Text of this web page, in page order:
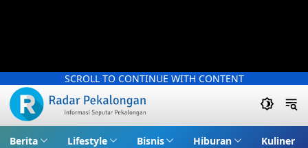
SCROLL TO CONTINUE WITH CONTENT
Berita Lifestyle Bisnis Hiburan Kuliner